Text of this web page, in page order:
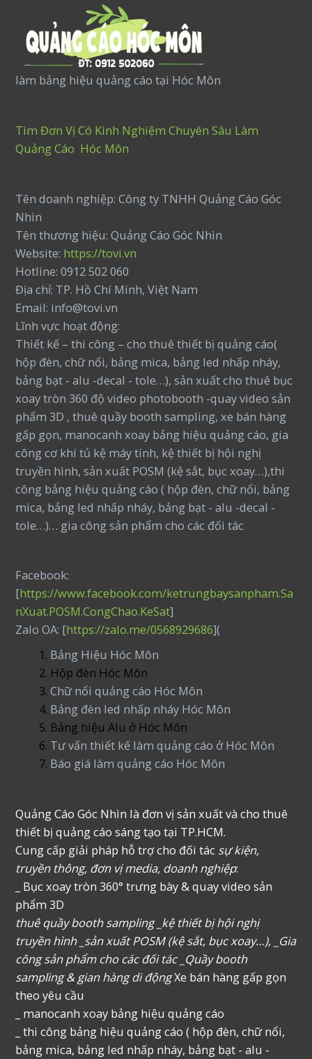
làm bảng hiệu quảng cáo tại Hóc Môn
Tìm Đơn Vị Có Kinh Nghiệm Chuyên Sâu Làm
Quảng Cáo Hóc Môn
Tên doanh nghiệp: Công ty TNHH Quảng Cáo Góc
Nhìn
Tên thương hiệu: Quảng Cáo Góc Nhìn
Website: https://tovi.vn
Hotline: 0912 502 060
Địa chỉ: TP. Hồ Chí Minh, Việt Nam
Email: info@tovi.vn
Lĩnh vực hoạt động:
Thiết kế – thi công – cho thuê thiết bị quảng cáo(
hộp đèn, chữ nổi, bảng mica, bảng led nhấp nháy,
bảng bạt - alu -decal - tole…), sản xuất cho thuê bục
xoay tròn 360 độ video photobooth -quay video sản
phẩm 3D , thuê quầy booth sampling, xe bán hàng
gấp gọn, manocanh xoay bảng hiệu quảng cáo, gia
công cơ khí tủ kệ máy tính, kệ thiết bị hội nghị
truyền hình, sản xuất POSM (kệ sắt, bục xoay…),thi
công bảng hiệu quảng cáo ( hộp đèn, chữ nổi, bảng
mica, bảng led nhấp nháy, bảng bạt - alu -decal -
tole…)… gia công sản phẩm cho các đối tác
Facebook:
[https://www.facebook.com/ketrungbaysanpham.Sa
nXuat.POSM.CongChao.KeSat]
Zalo OA: [https://zalo.me/0568929686](
Bảng Hiệu Hóc Môn
Hộp đèn Hóc Môn
Chữ nổi quảng cáo Hóc Môn
Bảng đèn led nhấp nháy Hóc Môn
Bảng hiệu Alu ở Hóc Môn
Tư vấn thiết kế làm quảng cáo ở Hóc Môn
Báo giá làm quảng cáo Hóc Môn
Quảng Cáo Góc Nhìn là đơn vị sản xuất và cho thuê
thiết bị quảng cáo sáng tạo tại TP.HCM.
Cung cấp giải pháp hỗ trợ cho đối tác sự kiện,
truyền thông, đơn vị media, doanh nghiệp:
_ Bục xoay tròn 360° trưng bày & quay video sản
phẩm 3D
thuê quầy booth sampling _kệ thiết bị hội nghị
truyền hình _sản xuất POSM (kệ sắt, bục xoay…), _Gia
công sản phẩm cho các đối tác _Quầy booth
sampling & gian hàng di độngXe bán hàng gấp gọn
theo yêu cầu
_ manocanh xoay bảng hiệu quảng cáo
_ thi công bảng hiệu quảng cáo ( hộp đèn, chữ nổi,
bảng mica, bảng led nhấp nháy, bảng bạt - alu -